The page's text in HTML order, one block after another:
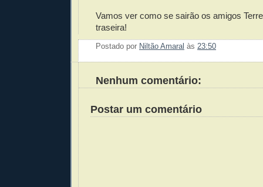
Vamos ver como se sairão os amigos
traseira!
Postado por Niltão Amaral às 23:50
Nenhum comentário:
Postar um comentário